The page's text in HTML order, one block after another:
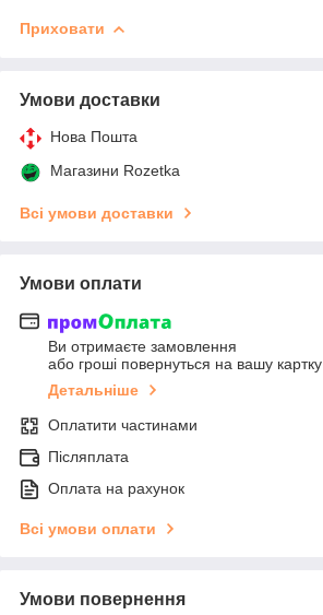
Приховати
Умови доставки
Нова Пошта
Магазини Rozetka
Всі умови доставки
Умови оплати
Ви отримаєте замовлення
або гроші повернуться на вашу картку
Детальніше
Оплатити частинами
Післяплата
Оплата на рахунок
Всі умови оплати
Умови повернення